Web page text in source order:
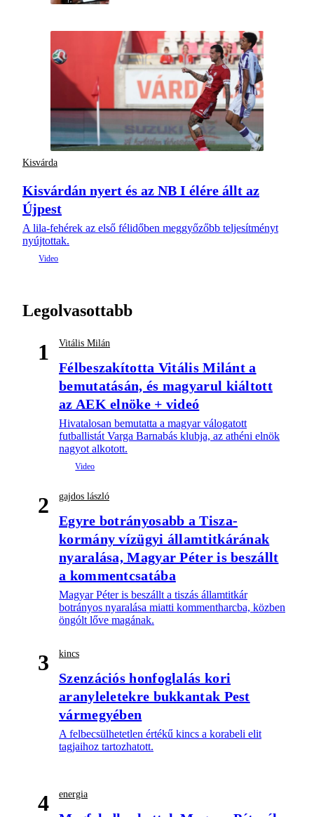
Kisvárda
Kisvárdán nyert és az NB I élére állt az
Újpest
A lila-fehérek az első félidőben meggyőzőbb teljesítményt
nyújtottak.
Legolvasottabb
1 Vitális Milán
Félbeszakította Vitális Milánt a
bemutatásán, és magyarul kiáltott
az AEK elnöke + videó
Hivatalosan bemutatta a magyar válogatott
futballistát Varga Barnabás klubja, az athéni elnök
nagyot alkotott.
2 gajdos lászló
Egyre botrányosabb a Tisza-
kormány vízügyi államtitkárának
nyaralása, Magyar Péter is beszállt
a kommentcsatába
Magyar Péter is beszállt a tiszás államtitkár
botrányos nyaralása miatti kommentharcba, közben
öngólt lőve magának.
3 kincs
Szenzációs honfoglalás kori
aranyleletekre bukkantak Pest
vármegyében
A felbecsülhetetlen értékű kincs a korabeli elit
tagjaihoz tartozhatott.
4 energia